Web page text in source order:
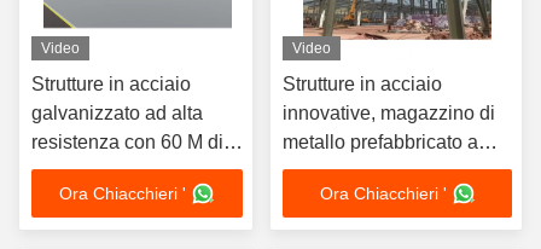
Video
Strutture in acciaio
galvanizzato ad alta
resistenza con 60 M di
lunghezza di campo
chiara Colori
personalizzati per
Ora Chiacchieri '
Video
Strutture in acciaio
innovative, magazzino di
metallo prefabbricato a
telaio in acciaio
Ora Chiacchieri '